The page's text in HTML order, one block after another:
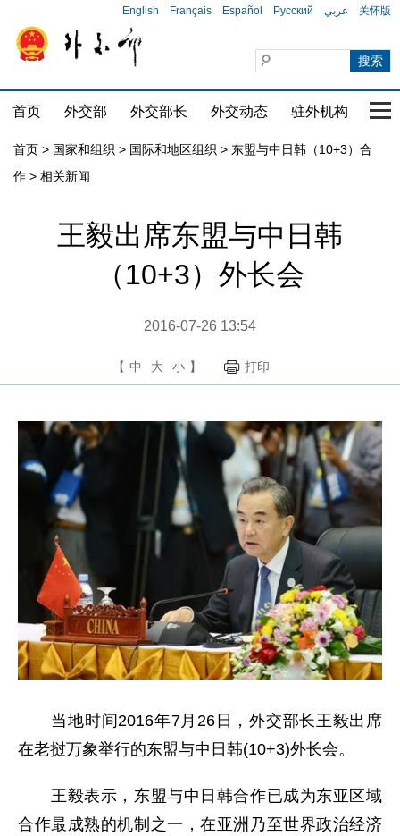
English Français Español Русский عربي 关怀版
首页 外交部 外交部长 外交动态 驻外机构 国
首页 > 国家和组织 > 国际和地区组织 > 东盟与中日韩（10+3）合
作 > 相关新闻
王毅出席东盟与中日韩
（10+3）外长会
2016-07-26 13:54
【 中 大 小 】 打印
当地时间2016年7月26日，外交部长王毅出席
在老挝万象举行的东盟与中日韩(10+3)外长会。
王毅表示，东盟与中日韩合作已成为东亚区域
合作最成熟的机制之一，在亚洲乃至世界政治经济